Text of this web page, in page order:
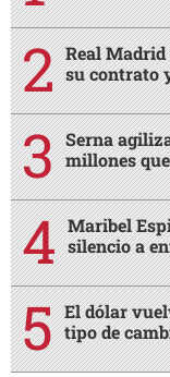
Real Madrid
su contrato
Serna
millones
Maribel
silencio a
El dólar
tipo de